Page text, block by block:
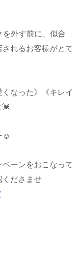
外す前に、似合
れるお客様がとて
なった》《キレイ
💓
☺️
ーンをおこなって
くださませ